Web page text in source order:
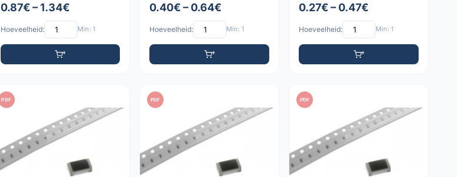
0.87€ – 1.34€
Hoeveelheid: Min: 1
0.40€ – 0.64€
Hoeveelheid: Min: 1
0.27€ – 0.47€
Hoeveelheid: Min: 1
PDF PDF PDF